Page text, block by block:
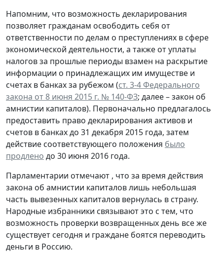
Напомним, что возможность декларирования
позволяет гражданам освободить себя от
ответственности по делам о преступлениях в сфере
экономической деятельности, а также от уплаты
налогов за прошлые периоды взамен на раскрытие
информации о принадлежащих им имуществе и
счетах в банках за рубежом (ст. 3-4 Федерального
закона от 8 июня 2015 г. № 140-ФЗ; далее – закон об
амнистии капиталов). Первоначально предлагалось
предоставить право декларирования активов и
счетов в банках до 31 декабря 2015 года, затем
действие соответствующего положения было
продлено до 30 июня 2016 года.
Парламентарии отмечают , что за время действия
закона об амнистии капиталов лишь небольшая
часть вывезенных капиталов вернулась в страну.
Народные избранники связывают это с тем, что
возможность проверки возвращенных день все же
существует сегодня и граждане боятся переводить
деньги в Россию.